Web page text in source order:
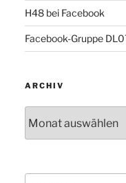
H48 bei Facebook
Facebook-Gruppe
ARCHIV